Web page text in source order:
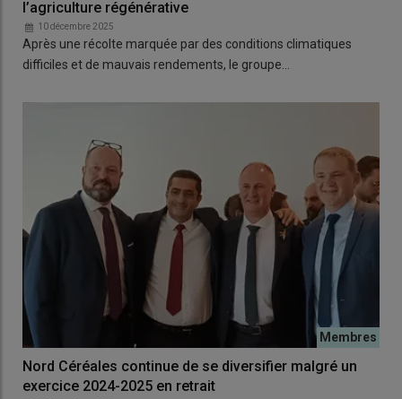
l’agriculture régénérative
10 décembre 2025
Après une récolte marquée par des conditions climatiques
difficiles et de mauvais rendements, le groupe…
Nord Céréales continue de se diversifier malgré un
exercice 2024-2025 en retrait